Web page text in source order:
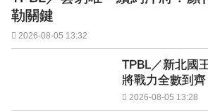
勒關鍵
2026-08-05 13:32
TPBL／新北國
將戰力全數到齊
2026-08-05 13:28